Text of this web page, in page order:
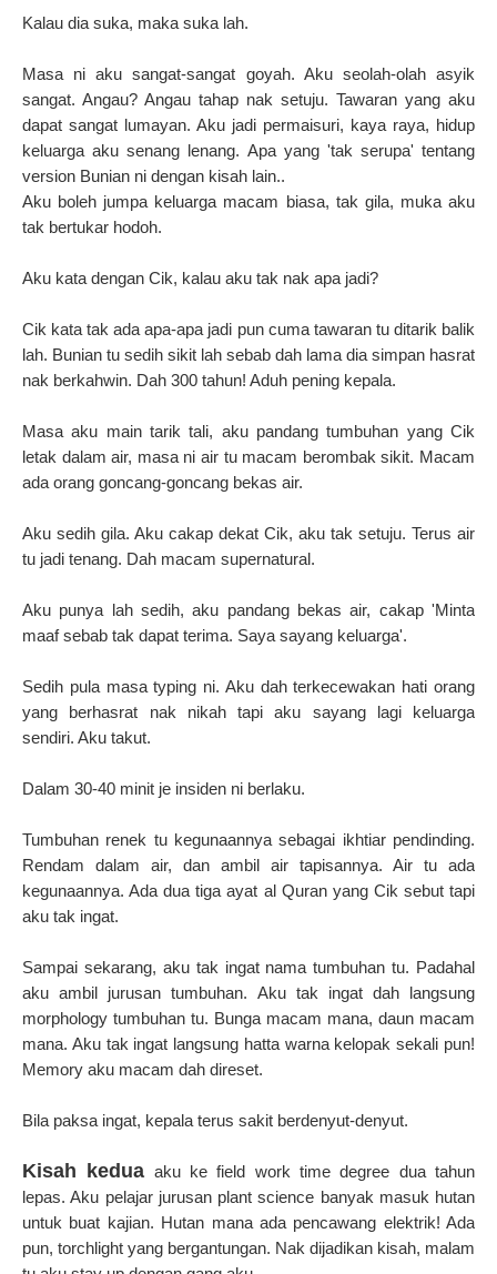
Kalau dia suka, maka suka lah.
Masa ni aku sangat-sangat goyah. Aku seolah-olah asyik
sangat. Angau? Angau tahap nak setuju. Tawaran yang aku
dapat sangat lumayan. Aku jadi permaisuri, kaya raya, hidup
keluarga aku senang lenang. Apa yang 'tak serupa' tentang
version Bunian ni dengan kisah lain..
Aku boleh jumpa keluarga macam biasa, tak gila, muka aku
tak bertukar hodoh.
Aku kata dengan Cik, kalau aku tak nak apa jadi?
Cik kata tak ada apa-apa jadi pun cuma tawaran tu ditarik balik
lah. Bunian tu sedih sikit lah sebab dah lama dia simpan hasrat
nak berkahwin. Dah 300 tahun! Aduh pening kepala.
Masa aku main tarik tali, aku pandang tumbuhan yang Cik
letak dalam air, masa ni air tu macam berombak sikit. Macam
ada orang goncang-goncang bekas air.
Aku sedih gila. Aku cakap dekat Cik, aku tak setuju. Terus air
tu jadi tenang. Dah macam supernatural.
Aku punya lah sedih, aku pandang bekas air, cakap 'Minta
maaf sebab tak dapat terima. Saya sayang keluarga'.
Sedih pula masa typing ni. Aku dah terkecewakan hati orang
yang berhasrat nak nikah tapi aku sayang lagi keluarga
sendiri. Aku takut.
Dalam 30-40 minit je insiden ni berlaku.
Tumbuhan renek tu kegunaannya sebagai ikhtiar pendinding.
Rendam dalam air, dan ambil air tapisannya. Air tu ada
kegunaannya. Ada dua tiga ayat al Quran yang Cik sebut tapi
aku tak ingat.
Sampai sekarang, aku tak ingat nama tumbuhan tu. Padahal
aku ambil jurusan tumbuhan. Aku tak ingat dah langsung
morphology tumbuhan tu. Bunga macam mana, daun macam
mana. Aku tak ingat langsung hatta warna kelopak sekali pun!
Memory aku macam dah direset.
Bila paksa ingat, kepala terus sakit berdenyut-denyut.
Kisah kedua aku ke field work time degree dua tahun
lepas. Aku pelajar jurusan plant science banyak masuk hutan
untuk buat kajian. Hutan mana ada pencawang elektrik! Ada
pun, torchlight yang bergantungan. Nak dijadikan kisah, malam